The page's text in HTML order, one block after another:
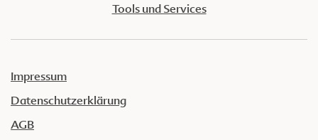
Tools und Services
Impressum
Datenschutzerklärung
AGB